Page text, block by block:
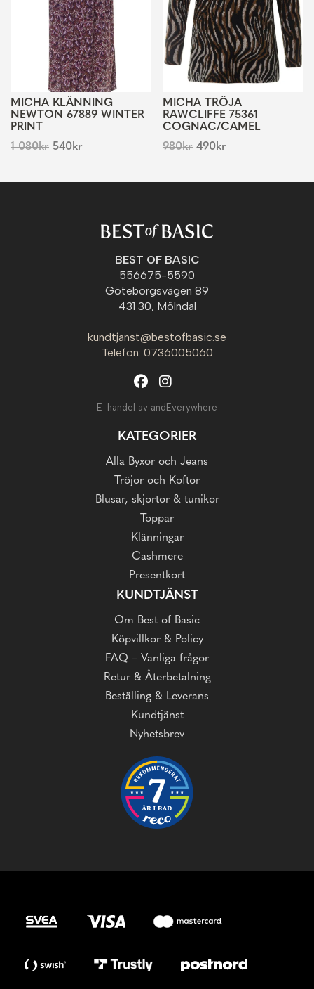
MICHA KLÄNNING
NEWTON 67889 WINTER
PRINT
1 080kr 540kr
MICHA TRÖJA
RAWCLIFFE 75361
COGNAC/CAMEL
980kr 490kr
BEST OF BASIC
556675-5590
Göteborgsvägen 89
431 30, Mölndal
kundtjanst@bestofbasic.se
Telefon: 0736005060
E-handel av andEverywhere
KATEGORIER
Alla Byxor och Jeans
Tröjor och Koftor
Blusar, skjortor & tunikor
Toppar
Klänningar
Cashmere
Presentkort
KUNDTJÄNST
Om Best of Basic
Köpvillkor & Policy
FAQ – Vanliga frågor
Retur & Återbetalning
Beställing & Leverans
Kundtjänst
Nyhetsbrev